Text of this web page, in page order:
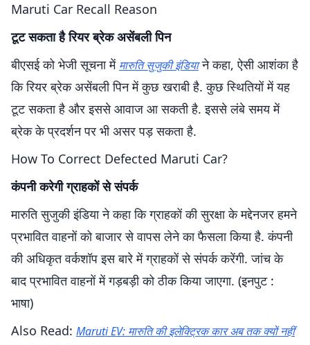
Maruti Car Recall Reason
टूट सकता है रियर ब्रेक असेंबली पिन
बीएसई को भेजी सूचना में मारुति सुजुकी इंडियाने कहा, ऐसी आशंका है
कि रियर ब्रेक असेंबली पिन में कुछ खराबी है. कुछ स्थितियों में यह
टूट सकता है और इससे आवाज आ सकती है. इससे लंबे समय में
ब्रेक के प्रदर्शन पर भी असर पड़ सकता है.
How To Correct Defected Maruti Car?
कंपनी करेगी ग्राहकों से संपर्क
मारुति सुजुकी इंडिया ने कहा कि ग्राहकों की सुरक्षा के मद्देनजर हमने
प्रभावित वाहनों को बाजार से वापस लेने का फैसला किया है. कंपनी
की अधिकृत वर्कशॉप इस बारे में ग्राहकों से संपर्क करेंगी. जांच के
बाद प्रभावित वाहनों में गड़बड़ी को ठीक किया जाएगा. (इनपुट :
भाषा)
Also Read: Maruti EV: मारुति की इलेक्ट्रिक कार अब तक क्यों नहीं